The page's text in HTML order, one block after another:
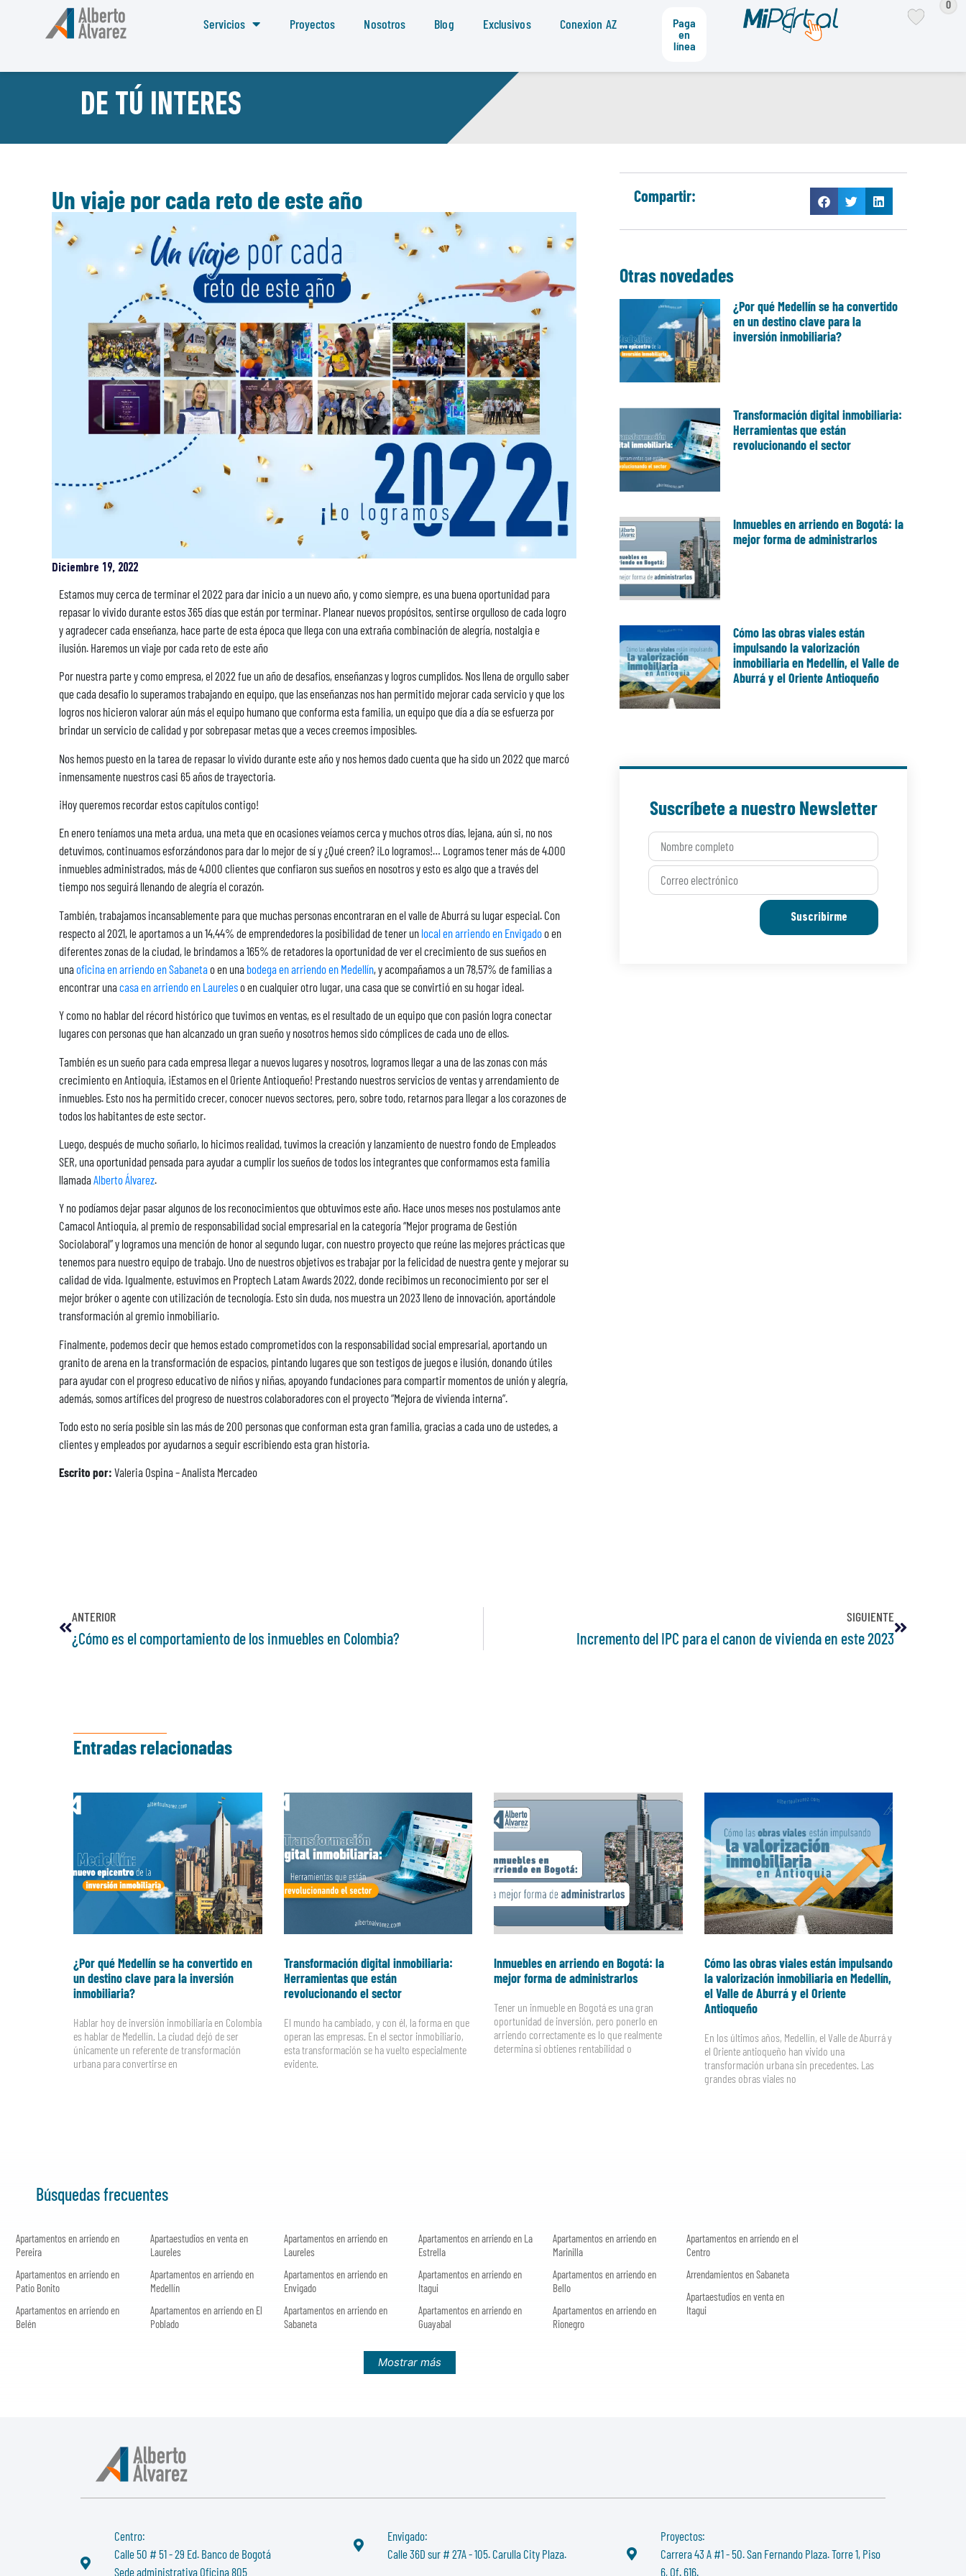
Servicios Proyectos Nosotros Blog Exclusivos Conexion AZ
Paga
en
línea
0
DE TÚ INTERES
Un viaje por cada reto de este año
Diciembre 19, 2022
Estamos muy cerca de terminar el 2022 para dar inicio a un nuevo año, y como siempre, es una buena oportunidad para
repasar lo vivido durante estos 365 días que están por terminar. Planear nuevos propósitos, sentirse orgulloso de cada logro
y agradecer cada enseñanza, hace parte de esta época que llega con una extraña combinación de alegría, nostalgia e
ilusión. Haremos un viaje por cada reto de este año
Por nuestra parte y como empresa, el 2022 fue un año de desafios, enseñanzas y logros cumplidos. Nos llena de orgullo saber
que cada desafio lo superamos trabajando en equipo, que las enseñanzas nos han permitido mejorar cada servicio y que los
logros nos hicieron valorar aún más el equipo humano que conforma esta familia, un equipo que día a día se esfuerza por
brindar un servicio de calidad y por sobrepasar metas que a veces creemos imposibles.
Nos hemos puesto en la tarea de repasar lo vivido durante este año y nos hemos dado cuenta que ha sido un 2022 que marcó
inmensamente nuestros casi 65 años de trayectoria.
¡Hoy queremos recordar estos capítulos contigo!
En enero teníamos una meta ardua, una meta que en ocasiones veíamos cerca y muchos otros días, lejana, aún si, no nos
detuvimos, continuamos esforzándonos para dar lo mejor de sí y ¿Qué creen? ¡Lo logramos!… Logramos tener más de 4.000
inmuebles administrados, más de 4.000 clientes que confiaron sus sueños en nosotros y esto es algo que a través del
tiempo nos seguirá llenando de alegría el corazón.
También, trabajamos incansablemente para que muchas personas encontraran en el valle de Aburrá su lugar especial. Con
respecto al 2021, le aportamos a un 14,44% de emprendedores la posibilidad de tener un local en arriendo en Envigadoo en
diferentes zonas de la ciudad, le brindamos a 165% de retadores la oportunidad de ver el crecimiento de sus sueños en
unaoficina en arriendo en Sabanetao en una bodega en arriendo en Medellín, y acompañamos a un 78,57% de familias a
encontrar unacasa en arriendo en Laureleso en cualquier otro lugar, una casa que se convirtió en su hogar ideal.
Y como no hablar del récord histórico que tuvimos en ventas, es el resultado de un equipo que con pasión logra conectar
lugares con personas que han alcanzado un gran sueño y nosotros hemos sido cómplices de cada uno de ellos.
También es un sueño para cada empresa llegar a nuevos lugares y nosotros, logramos llegar a una de las zonas con más
crecimiento en Antioquia, ¡Estamos en el Oriente Antioqueño! Prestando nuestros servicios de ventas y arrendamiento de
inmuebles. Esto nos ha permitido crecer, conocer nuevos sectores, pero, sobre todo, retarnos para llegar a los corazones de
todos los habitantes de este sector.
Luego, después de mucho soñarlo, lo hicimos realidad, tuvimos la creación y lanzamiento de nuestro fondo de Empleados
SER, una oportunidad pensada para ayudar a cumplir los sueños de todos los integrantes que conformamos esta familia
llamadaAlberto Álvarez.
Y no podíamos dejar pasar algunos de los reconocimientos que obtuvimos este año. Hace unos meses nos postulamos ante
Camacol Antioquia, al premio de responsabilidad social empresarial en la categoría “Mejor programa de Gestión
Sociolaboral” y logramos una mención de honor al segundo lugar, con nuestro proyecto que reúne las mejores prácticas que
tenemos para nuestro equipo de trabajo. Uno de nuestros objetivos es trabajar por la felicidad de nuestra gente y mejorar su
calidad de vida. Igualmente, estuvimos en Proptech Latam Awards 2022, donde recibimos un reconocimiento por ser el
mejor bróker o agente con utilización de tecnología. Esto sin duda, nos muestra un 2023 lleno de innovación, aportándole
transformación al gremio inmobiliario.
Finalmente, podemos decir que hemos estado comprometidos con la responsabilidad social empresarial, aportando un
granito de arena en la transformación de espacios, pintando lugares que son testigos de juegos e ilusión, donando útiles
para ayudar con el progreso educativo de niños y niñas, apoyando fundaciones para compartir momentos de unión y alegría,
además, somos artífices del progreso de nuestros colaboradores con el proyecto “Mejora de vivienda interna”.
Todo esto no sería posible sin las más de 200 personas que conforman esta gran familia, gracias a cada uno de ustedes, a
clientes y empleados por ayudarnos a seguir escribiendo esta gran historia.
Escrito por: Valeria Ospina – Analista Mercadeo
Compartir:
Otras novedades
¿Por qué Medellín se ha convertido
en un destino clave para la
inversión inmobiliaria?
Transformación digital inmobiliaria:
Herramientas que están
revolucionando el sector
Inmuebles en arriendo en Bogotá: la
mejor forma de administrarlos
Cómo las obras viales están
impulsando la valorización
inmobiliaria en Medellín, el Valle de
Aburrá y el Oriente Antioqueño
Suscríbete a nuestro Newsletter
Suscribirme
ANTERIOR
¿Cómo es el comportamiento de los inmuebles en Colombia?
SIGUIENTE
Incremento del IPC para el canon de vivienda en este 2023
Entradas relacionadas
¿Por qué Medellín se ha convertido en
un destino clave para la inversión
inmobiliaria?
Hablar hoy de inversión inmobiliaria en Colombia
es hablar de Medellín. La ciudad dejó de ser
únicamente un referente de transformación
urbana para convertirse en
Transformación digital inmobiliaria:
Herramientas que están
revolucionando el sector
El mundo ha cambiado, y con él, la forma en que
operan las empresas. En el sector inmobiliario,
esta transformación se ha vuelto especialmente
evidente.
Inmuebles en arriendo en Bogotá: la
mejor forma de administrarlos
Tener un inmueble en Bogotá es una gran
oportunidad de inversión, pero ponerlo en
arriendo correctamente es lo que realmente
determina si obtienes rentabilidad o
Cómo las obras viales están impulsando
la valorización inmobiliaria en Medellín,
el Valle de Aburrá y el Oriente
Antioqueño
En los últimos años, Medellín, el Valle de Aburrá y
el Oriente antioqueño han vivido una
transformación urbana sin precedentes. Las
grandes obras viales no
Búsquedas frecuentes
Apartamentos en arriendo en
Pereira
Apartamentos en arriendo en
Patio Bonito
Apartamentos en arriendo en
Belén
Apartaestudios en venta en
Laureles
Apartamentos en arriendo en
Medellín
Apartamentos en arriendo en El
Poblado
Apartamentos en arriendo en
Laureles
Apartamentos en arriendo en
Envigado
Apartamentos en arriendo en
Sabaneta
Apartamentos en arriendo en La
Estrella
Apartamentos en arriendo en
Itagui
Apartamentos en arriendo en
Guayabal
Apartamentos en arriendo en
Marinilla
Apartamentos en arriendo en
Bello
Apartamentos en arriendo en
Rionegro
Apartamentos en arriendo en el
Centro
Arrendamientos en Sabaneta
Apartaestudios en venta en
Itagui
Mostrar más
Centro:
Calle 50 # 51 - 29 Ed. Banco de Bogotá
Sede administrativa Oficina 805
Envigado:
Calle 36D sur # 27A - 105. Carulla City Plaza.
Proyectos:
Carrera 43 A #1 - 50. San Fernando Plaza. Torre 1, Piso
6, Of. 616.